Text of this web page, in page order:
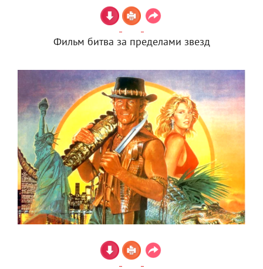
Фильм битва за пределами звезд